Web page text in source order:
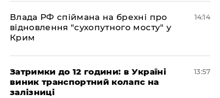
Влада РФ спіймана на брехні про
відновлення "сухопутного мосту" у
Крим
14:14
Затримки до 12 години: в Україні
виник транспортний колапс на
залізниці
13:57